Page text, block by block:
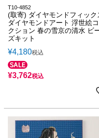
T10-4852
(取寄) ダイヤモンドフィック
ダイヤモンドアート 浮世絵
クション 春の雪京の清水 ビ
ズキット
¥4,180税込
¥3,762税込